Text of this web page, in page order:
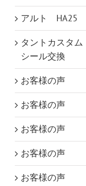
アルト HA25
タントカスタ
シール交換
お客様の声
お客様の声
お客様の声
お客様の声
お客様の声